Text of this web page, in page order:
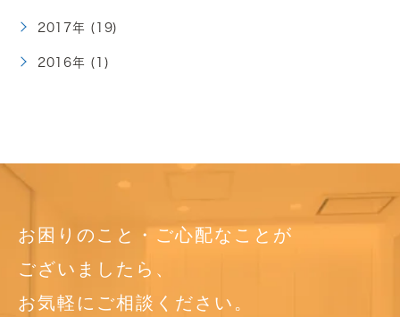
2017年 (19)
2016年 (1)
お困りのこと・ご心配なことが
ございましたら、
お気軽にご相談ください。